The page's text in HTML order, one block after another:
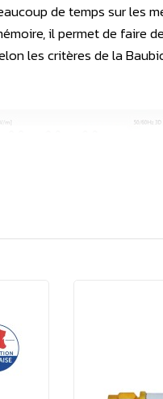
de temps sur les
il permet de faire
les critères de la